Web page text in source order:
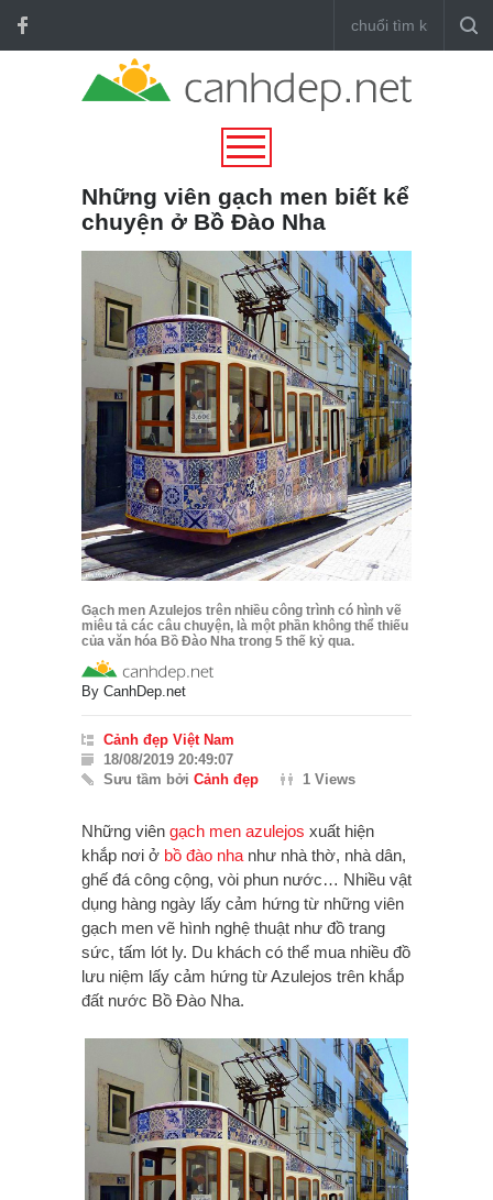
Những viên gạch men biết kể
chuyện ở Bồ Đào Nha
Gạch men Azulejos trên nhiều công trình có hình vẽ
miêu tả các câu chuyện, là một phần không thể thiếu
của văn hóa Bồ Đào Nha trong 5 thế kỷ qua.
By CanhDep.net
Cảnh đẹp Việt Nam
18/08/2019 20:49:07
Sưu tầm bởi Cảnh đẹp 1 Views
Những viên gạch men azulejos xuất hiện
khắp nơi ở bồ đào nha như nhà thờ, nhà dân,
ghế đá công cộng, vòi phun nước… Nhiều vật
dụng hàng ngày lấy cảm hứng từ những viên
gạch men vẽ hình nghệ thuật như đồ trang
sức, tấm lót ly. Du khách có thể mua nhiều đồ
lưu niệm lấy cảm hứng từ Azulejos trên khắp
đất nước Bồ Đào Nha.